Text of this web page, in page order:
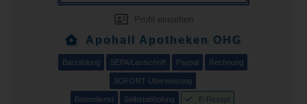
Profil einsehen
Apohall Apotheken OHG
Barzahlung SEPA/Lastschrift Paypal Rechnung
SOFORT Überweisung
Botendienst Selbstabholung E-Rezept